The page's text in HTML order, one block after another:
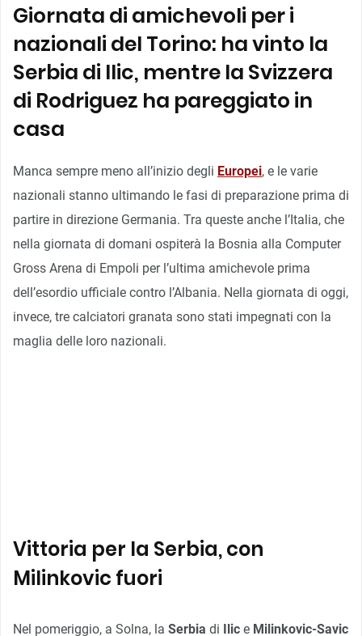
Giornata di amichevoli per i
nazionali del Torino: ha vinto la
Serbia di Ilic, mentre la Svizzera
di Rodriguez ha pareggiato in
casa
Manca sempre meno all’inizio degli Europei, e le varie
nazionali stanno ultimando le fasi di preparazione prima di
partire in direzione Germania. Tra queste anche l’Italia, che
nella giornata di domani ospiterà la Bosnia alla Computer
Gross Arena di Empoli per l’ultima amichevole prima
dell’esordio ufficiale contro l’Albania. Nella giornata di oggi,
invece, tre calciatori granata sono stati impegnati con la
maglia delle loro nazionali.
Vittoria per la Serbia, con
Milinkovic fuori
Nel pomeriggio, a Solna, la Serbia di Ilic e Milinkovic-Savic